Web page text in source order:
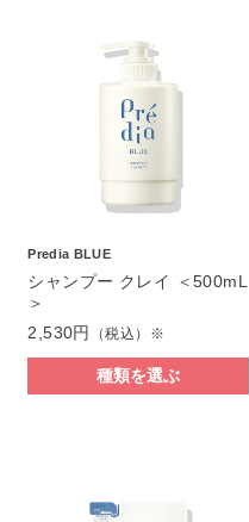
Predia BLUE
シャンプー クレイ ＜500mL
＞
2,530円
（税込）※
種類を選ぶ